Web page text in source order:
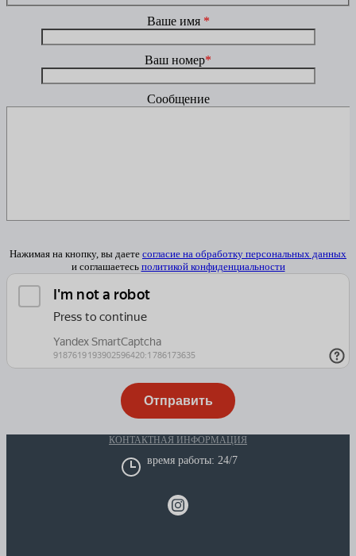
Ваше имя *
Ваш номер*
Сообщение
Нажимая на кнопку, вы даете согласие на обработку персональных данных
и соглашаетесь политикой конфиденциальности
КОНТАКТНАЯ ИНФОРМАЦИЯ
время работы: 24/7